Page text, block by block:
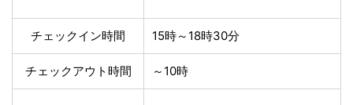
チェックイン時間 15時～18時30分
チェックアウト時間 ～10時